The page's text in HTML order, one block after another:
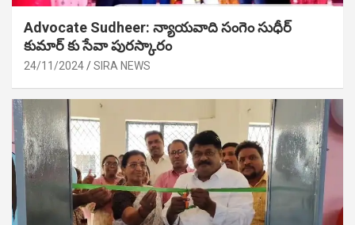
Advocate Sudheer: న్యాయవాది సంగెం సుధీర్
కుమార్ కు సేవా పురస్కారం
24/11/2024 SIRA NEWS